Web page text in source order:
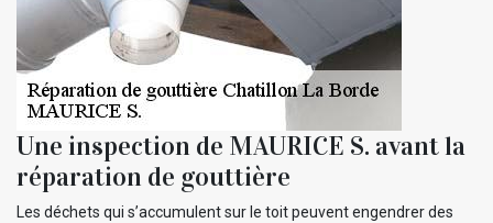
Une inspection de MAURICE S. avant la
réparation de gouttière
Les déchets qui s’accumulent sur le toit peuvent engendrer des